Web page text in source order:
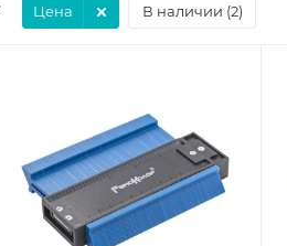
Цена В наличии (2)